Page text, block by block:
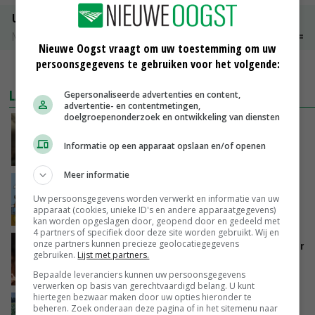
Uien Middenmeer Geel 30-60% grof
Noteringen
MEER MARKTPRIJZEN
LAATSTE NIEUWS
‘Samenwerking A-ware en Amalthea gaat
zorgen voor meer balans’
GISTEREN, 16:01
groot: Nederland in Europese top
GISTEREN, 15:33
Vlaamse varkensstapel krimpt, pluimveesector
groeit door schaalvergroting
GISTEREN, 15:20
‘Cijfer jezelf niet weg en doe vooral ook waar
Nieuwe Oogst vraagt om uw toestemming om uw
persoonsgegevens te gebruiken voor het volgende:
Gepersonaliseerde advertenties en content,
advertentie- en contentmetingen,
doelgroepenonderzoek en ontwikkeling van diensten
Informatie op een apparaat opslaan en/of openen
Meer informatie
Uw persoonsgegevens worden verwerkt en informatie van uw
apparaat (cookies, unieke ID's en andere apparaatgegevens)
kan worden opgeslagen door, geopend door en gedeeld met
4 partners of specifiek door deze site worden gebruikt. Wij en
onze partners kunnen precieze geolocatiegegevens
gebruiken. Lijst met partners.
Bepaalde leveranciers kunnen uw persoonsgegevens
verwerken op basis van gerechtvaardigd belang. U kunt
hiertegen bezwaar maken door uw opties hieronder te
beheren. Zoek onderaan deze pagina of in het sitemenu naar